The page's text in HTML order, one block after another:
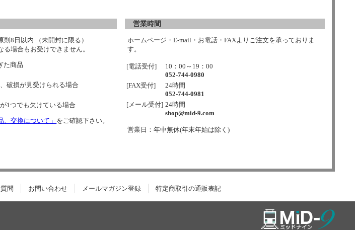
8日以内 （未開封に限る）
場合もお受けできません。
た商品
破損が見受けられる場合
1つでも欠けている場合
、交換について」 をご確認下さい。
営業時間
ホームページ・E-mail・お電話・FAXよりご注文を承っておりま
す。
[電話受付]
10：00～19：00
052-744-0980
[FAX受付]
24時間
052-744-0981
[メール受付] 24時間
shop@mid-9.com
営業日：年中無休(年末年始は除く)
問 お問い合わせ メールマガジン登録 特定商取引の通販表記